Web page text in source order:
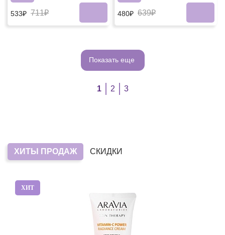
533₽ 711₽ 480₽ 639₽
Показать еще
1 2 3
ХИТЫ ПРОДАЖ СКИДКИ
ХИТ